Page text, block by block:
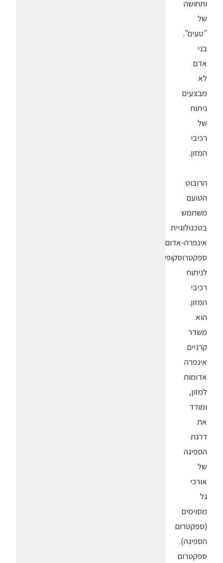
ותחושה
של
"טעים".
בני
אדם
לא
מבצעים
ניתוח
של
רכיבי
המזון.
הרובוט
הטועם
משתמש
בטכנולוגיית
אינפרה-אדום
ספקטרוסקופית
לניתוח
רכיבי
המזון.
הוא
משדר
קרניים
אינפרה
אדומות
למזון,
ומודד
את
דרגת
הספיגה
של
אורכי
גל
מסוימים
(ספקטרום
הספיגה).
ספקטרום